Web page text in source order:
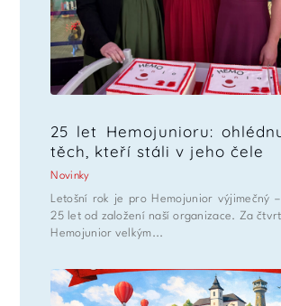
25 let Hemojunioru:
těch, kteří stáli v jeho čele
Novinky
Letošní rok je pro Hemojunior výjimečný
25 let od založení naší organizace. Za
Hemojunior velkým...